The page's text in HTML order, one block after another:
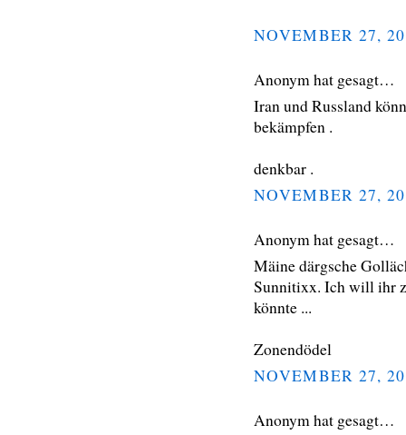
NOVEMBER 27,
Anonym hat gesagt…
Iran und Russland
bekämpfen .
denkbar .
NOVEMBER 27,
Anonym hat gesagt…
Mäine därgsche
Sunnitixx. Ich will ihr
könnte ...
Zonendödel
NOVEMBER 27,
Anonym hat gesagt…